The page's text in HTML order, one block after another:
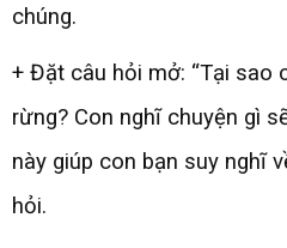
chúng.
+ Đặt câu hỏi mở: “Tại sao
rừng? Con nghĩ chuyện gì
này giúp con bạn suy nghĩ
hỏi.